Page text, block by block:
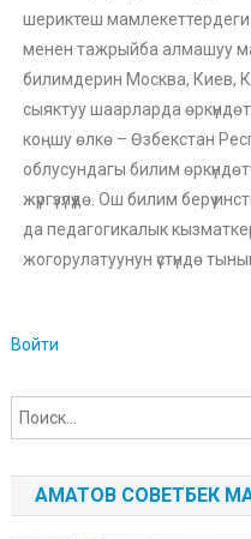
шериктеш мамлекеттердеги
менен тажрыйба алмашуу
билимдерин Москва, Киев,
сыяктуу шаарларда
коңшу өлкө – Өзбекстан
облусундагы билим
жүргүзүлүүдө. Ош билим
да педагогикалык
жогорулатуунун үстүндө
Войти
АМАТОВ СОВЕТБЕК